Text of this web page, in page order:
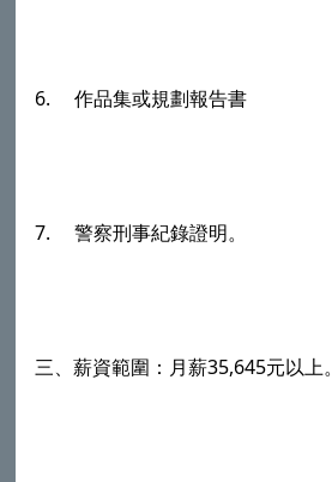
6. 作品集或規劃報告書
7. 警察刑事紀錄證明。
三、薪資範圍：月薪35,645元以上。